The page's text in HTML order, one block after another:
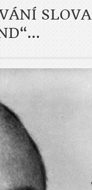
SLOVA